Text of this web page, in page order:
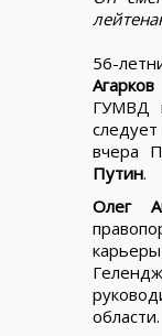
56-
Агарков
ГУМВД
вчера
Путин.
Олег
области.